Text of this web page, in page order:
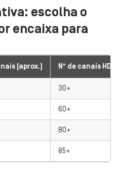
escolha o
encaixa para
(aprox.) Nº de canais HD
30+
60+
80+
85+